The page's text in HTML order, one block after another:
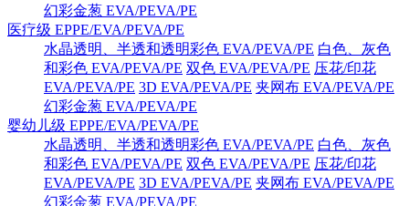
幻彩金葱 EVA/PEVA/PE
医疗级 EPPE/EVA/PEVA/PE
水晶透明、半透和透明彩色 EVA/PEVA/PE 白色、灰色
和彩色 EVA/PEVA/PE 双色 EVA/PEVA/PE 压花/印花
EVA/PEVA/PE 3D EVA/PEVA/PE 夹网布 EVA/PEVA/PE
幻彩金葱 EVA/PEVA/PE
婴幼儿级 EPPE/EVA/PEVA/PE
水晶透明、半透和透明彩色 EVA/PEVA/PE 白色、灰色
和彩色 EVA/PEVA/PE 双色 EVA/PEVA/PE 压花/印花
EVA/PEVA/PE 3D EVA/PEVA/PE 夹网布 EVA/PEVA/PE
幻彩金葱 EVA/PEVA/PE